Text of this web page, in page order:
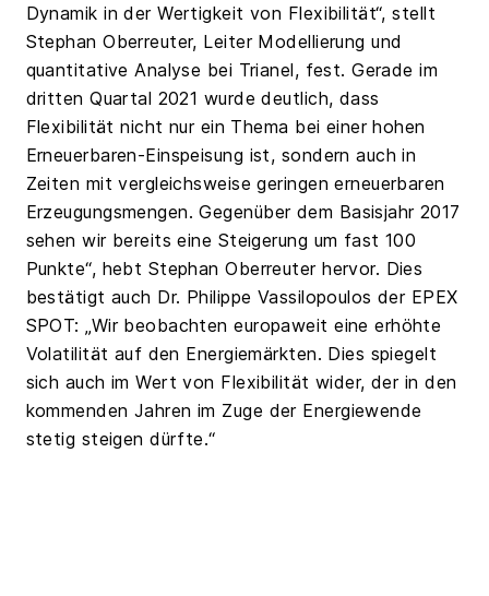
Dynamik in der Wertigkeit von Flexibilität“, stellt
Stephan Oberreuter, Leiter Modellierung und
quantitative Analyse bei Trianel, fest. Gerade im
dritten Quartal 2021 wurde deutlich, dass
Flexibilität nicht nur ein Thema bei einer hohen
Erneuerbaren-Einspeisung ist, sondern auch in
Zeiten mit vergleichsweise geringen erneuerbaren
Erzeugungsmengen. Gegenüber dem Basisjahr 2017
sehen wir bereits eine Steigerung um fast 100
Punkte“, hebt Stephan Oberreuter hervor. Dies
bestätigt auch Dr. Philippe Vassilopoulos der EPEX
SPOT: „Wir beobachten europaweit eine erhöhte
Volatilität auf den Energiemärkten. Dies spiegelt
sich auch im Wert von Flexibilität wider, der in den
kommenden Jahren im Zuge der Energiewende
stetig steigen dürfte.“